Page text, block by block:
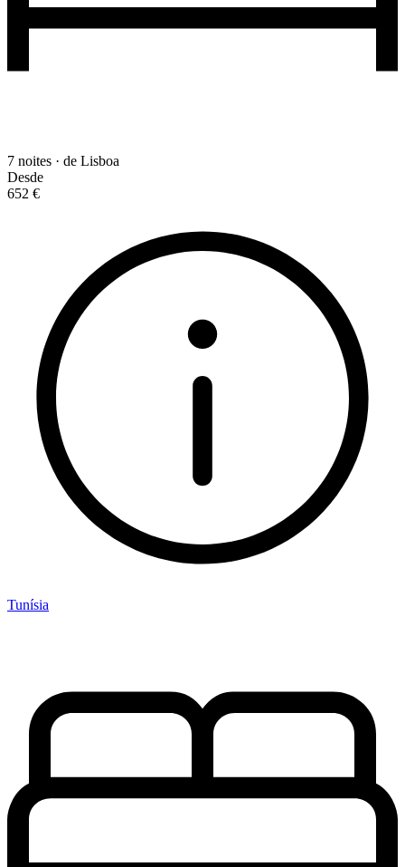
7 noites · de Lisboa
Desde
652 €
Tunísia